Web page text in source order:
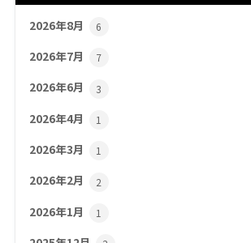
2026年8月 6
2026年7月 7
2026年6月 3
2026年4月 1
2026年3月 1
2026年2月 2
2026年1月 1